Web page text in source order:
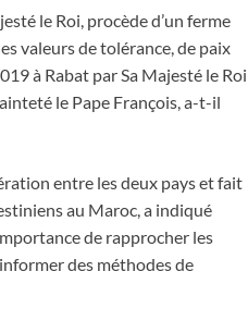
le Roi, procède d’un ferme
valeurs de tolérance, de paix
à Rabat par Sa Majesté le Roi
le Pape François, a-t-il
entre les deux pays et fait
au Maroc, a indiqué
de rapprocher les
des méthodes de